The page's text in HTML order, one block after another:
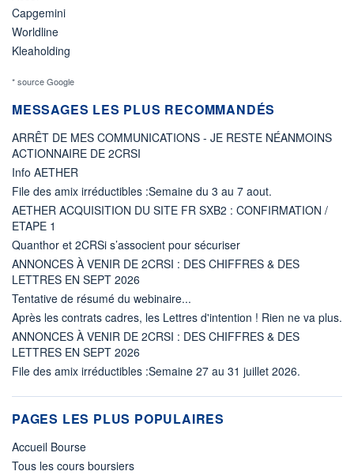
Capgemini
Worldline
Kleaholding
* source Google
MESSAGES LES PLUS RECOMMANDÉS
ARRÊT DE MES COMMUNICATIONS - JE RESTE NÉANMOINS
ACTIONNAIRE DE 2CRSI
Info AETHER
File des amix irréductibles :Semaine du 3 au 7 aout.
AETHER ACQUISITION DU SITE FR SXB2 : CONFIRMATION /
ETAPE 1
Quanthor et 2CRSi s’associent pour sécuriser
ANNONCES À VENIR DE 2CRSI : DES CHIFFRES & DES
LETTRES EN SEPT 2026
Tentative de résumé du webinaire...
Après les contrats cadres, les Lettres d'intention ! Rien ne va plus.
ANNONCES À VENIR DE 2CRSI : DES CHIFFRES & DES
LETTRES EN SEPT 2026
File des amix irréductibles :Semaine 27 au 31 juillet 2026.
PAGES LES PLUS POPULAIRES
Accueil Bourse
Tous les cours boursiers